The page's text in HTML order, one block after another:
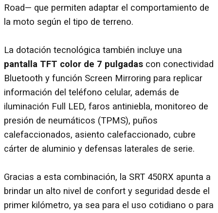
Road— que permiten adaptar el comportamiento de
la moto según el tipo de terreno.
La dotación tecnológica también incluye una
pantalla TFT color de 7 pulgadas con conectividad
Bluetooth y función Screen Mirroring para replicar
información del teléfono celular, además de
iluminación Full LED, faros antiniebla, monitoreo de
presión de neumáticos (TPMS), puños
calefaccionados, asiento calefaccionado, cubre
cárter de aluminio y defensas laterales de serie.
Gracias a esta combinación, la SRT 450RX apunta a
brindar un alto nivel de confort y seguridad desde el
primer kilómetro, ya sea para el uso cotidiano o para